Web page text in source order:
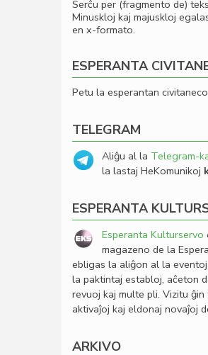
Serĉu per (fragmento de)
Minuskloj kaj majuskloj
en x-formato.
ESPERANTA
Petu la esperantan
TELEGRAM
Aliĝu al la Telegram-
la lastaj HeKomunikoj
ESPERANTA
Esperanta Kulturservo
magazeno de la
ebligas la aliĝon al la
la paktintaj establoj, aĉeton
revuoj kaj multe pli. Vizitu
aktivaĵoj kaj eldonaj novaĵoj
ARKIVO